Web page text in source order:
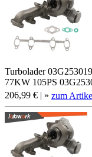
Turbolader
77KW 105PS
206,99 € | » zum